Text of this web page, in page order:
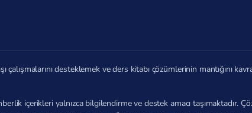
çalışmalarını desteklemek ve ders kitabı çözümlerinin mantığını
içerikleri yalnızca bilgilendirme ve destek amacı taşımaktadır.